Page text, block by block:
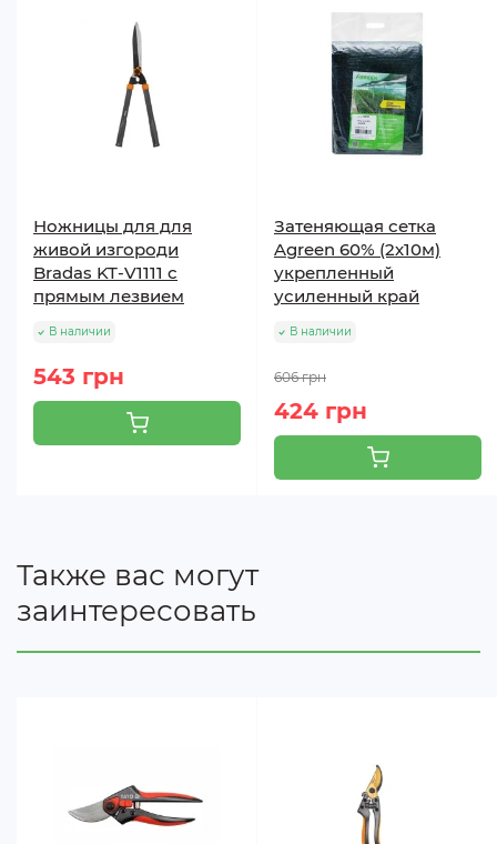
Ножницы для для
живой изгороди
Bradas KT-V1111 с
прямым лезвием
В наличии
543 грн
Затеняющая сетка
Agreen 60% (2х10м)
укрепленный
усиленный край
В наличии
606 грн
424 грн
Также вас могут
заинтересовать